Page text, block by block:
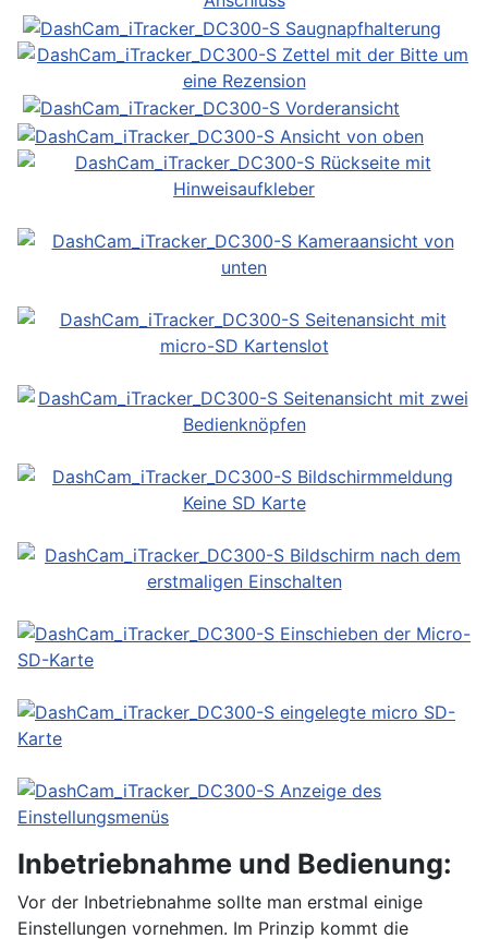
Inbetriebnahme und Bedienung:
Vor der Inbetriebnahme sollte man erstmal einige
Einstellungen vornehmen. Im Prinzip kommt die